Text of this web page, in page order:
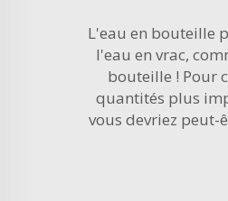
L'eau en bouteille
l'eau en vrac,
bouteille ! Pour
quantités plus
vous devriez peut-